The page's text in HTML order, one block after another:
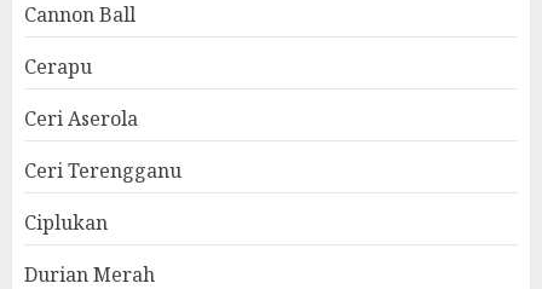
Cannon Ball
Cerapu
Ceri Aserola
Ceri Terengganu
Ciplukan
Durian Merah